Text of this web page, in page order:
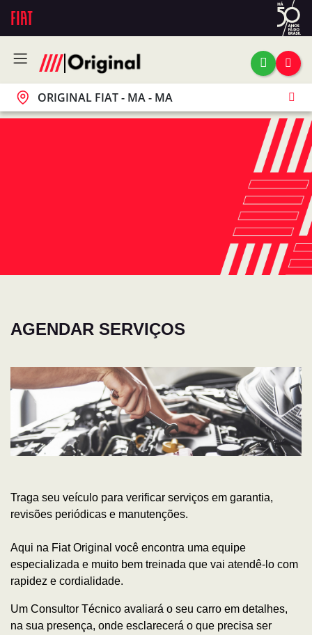
ORIGINAL FIAT - MA - MA
AGENDAR SERVIÇOS
Traga seu veículo para verificar serviços em garantia,
revisões periódicas e manutenções.
Aqui na Fiat Original você encontra uma equipe
especializada e muito bem treinada que vai atendê-lo com
rapidez e cordialidade.
Um Consultor Técnico avaliará o seu carro em detalhes,
na sua presença, onde esclarecerá o que precisa ser